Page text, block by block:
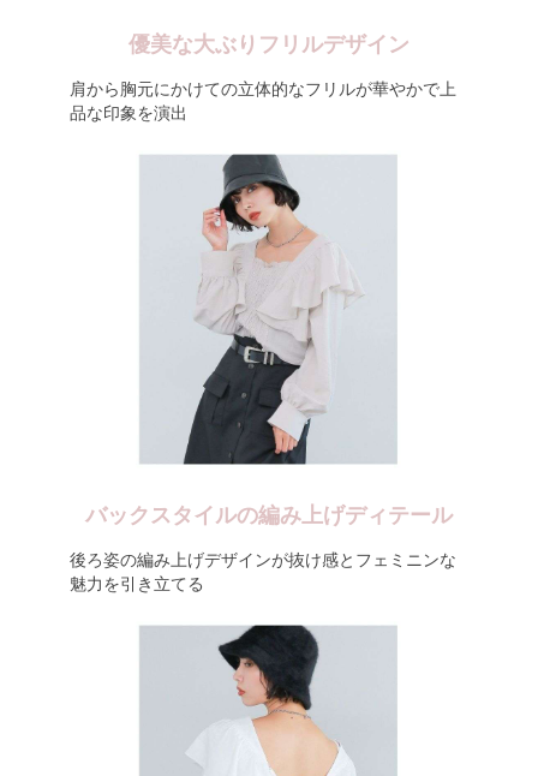
優美な大ぶりフリルデザイン
肩から胸元にかけての立体的なフリルが華やかで上
品な印象を演出
バックスタイルの編み上げディテール
後ろ姿の編み上げデザインが抜け感とフェミニンな
魅力を引き立てる